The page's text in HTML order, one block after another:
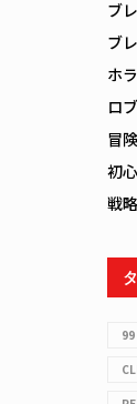
ブ
ブ
ホ
ロ
冒
初
戦